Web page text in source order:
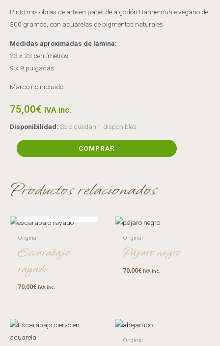
Pinto mis obras de arte en papel de algodón Hahnemuhle vegano de
300 gramos, con acuarelas de pigmentos naturales.
Medidas aproximadas de lámina:
23 x 23 centímetros
9 x 9 pulgadas
Marco no incluido
75,00€ IVA inc.
Disponibilidad: Solo quedan 1 disponibles
Caracol
entrañable
COMPRAR
Productos relacionados
Original
Escarabajo
rayado
70,00€ IVA inc.
Original
Pájaro negro
70,00€ IVA inc.
Original